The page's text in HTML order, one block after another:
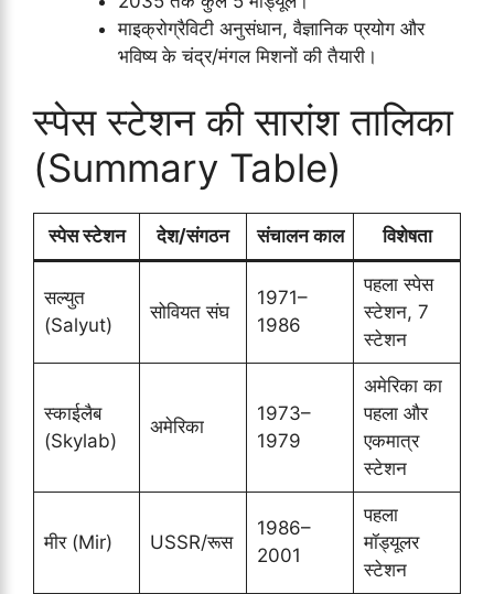
माइक्रोग्रैविटी अनुसंधान, वैज्ञानिक प्रयोग और
भविष्य के चंद्र/मंगल मिशनों की तैयारी।
स्पेस स्टेशन की सारांश तालिका
(Summary Table)
स्पेस स्टेशन देश/संगठन संचालन काल विशेषता
सल्युत
(Salyut)
सोवियत संघ
1971–
1986
पहला स्पेस
स्टेशन, 7
स्टेशन
स्काईलैब
(Skylab)
अमेरिका
1973–
1979
अमेरिका का
पहला और
एकमात्र
स्टेशन
मीर (Mir) USSR/रूस
1986–
2001
पहला
मॉड्यूलर
स्टेशन